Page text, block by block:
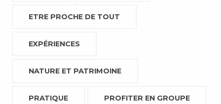
ETRE PROCHE DE TOUT
EXPÉRIENCES
NATURE ET PATRIMOINE
PRATIQUE PROFITER EN GROUPE